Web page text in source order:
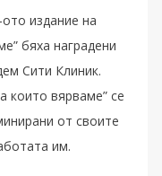
издание на
бяха наградени
Сити Клиник.
които вярваме” се
от своите
им.